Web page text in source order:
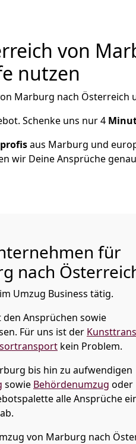
von
nutzen
Marburg nach Österreich
Schenke uns nur4
aus Marburg und
wir Deine Ansprüche
für
nach
Umzug Business tätig.
Ansprüchen sowie
Für uns ist der
kein Problem.
bis hin zu aufwendigen
sowie Behördenumzug oder
alle Ansprüche
von Marburg nach